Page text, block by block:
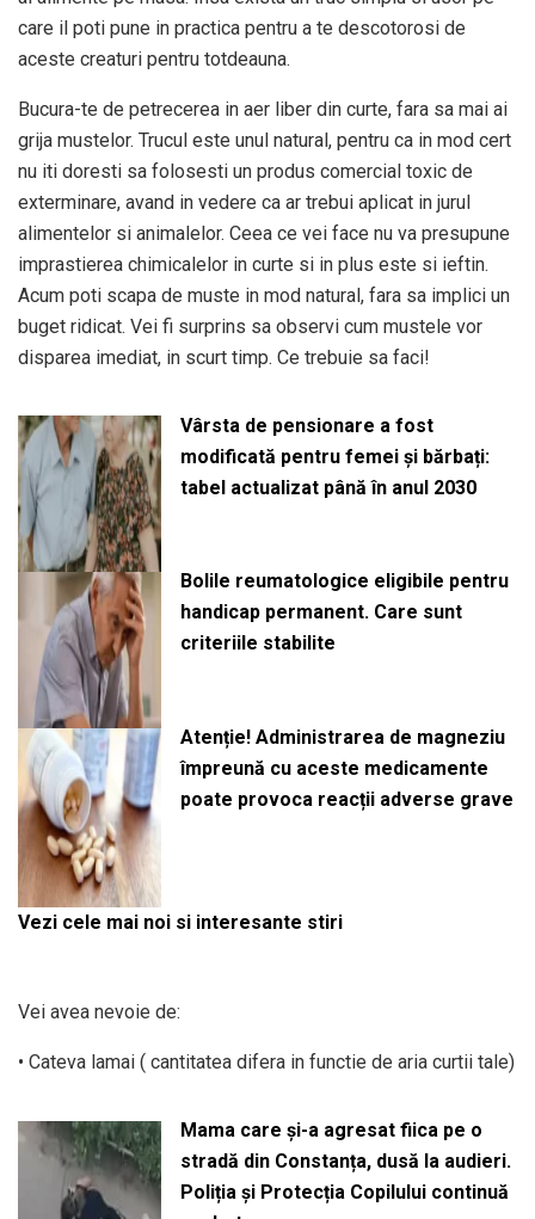
care il poti pune in practica pentru a te descotorosi de
aceste creaturi pentru totdeauna.
Bucura-te de petrecerea in aer liber din curte, fara sa mai ai
grija mustelor. Trucul este unul natural, pentru ca in mod cert
nu iti doresti sa folosesti un produs comercial toxic de
exterminare, avand in vedere ca ar trebui aplicat in jurul
alimentelor si animalelor. Ceea ce vei face nu va presupune
imprastierea chimicalelor in curte si in plus este si ieftin.
Acum poti scapa de muste in mod natural, fara sa implici un
buget ridicat. Vei fi surprins sa observi cum mustele vor
disparea imediat, in scurt timp. Ce trebuie sa faci!
Vârsta de pensionare a fost
modificată pentru femei și bărbați:
tabel actualizat până în anul 2030
Bolile reumatologice eligibile pentru
handicap permanent. Care sunt
criteriile stabilite
Atenție! Administrarea de magneziu
împreună cu aceste medicamente
poate provoca reacții adverse grave
Vezi cele mai noi si interesante stiri
Vei avea nevoie de:
• Cateva lamai ( cantitatea difera in functie de aria curtii tale)
Mama care și-a agresat fiica pe o
stradă din Constanța, dusă la audieri.
Poliția și Protecția Copilului continuă